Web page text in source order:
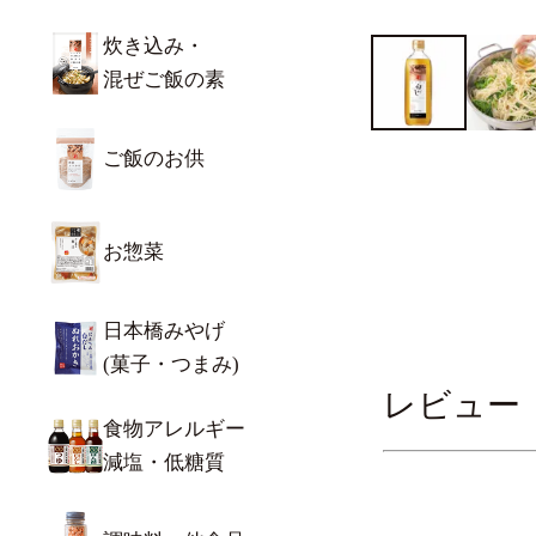
炊き込み・
混ぜご飯の素
ご飯のお供
お惣菜
日本橋みやげ
(菓子・つまみ)
食物アレルギー
減塩・低糖質
レビュー